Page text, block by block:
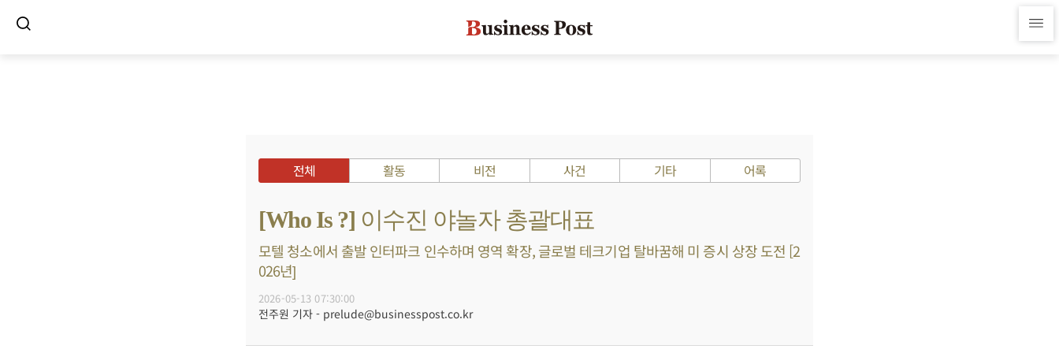
전체 활동 비전 사건 기타 어록
[Who Is ?] 이수진 야놀자 총괄대표
모텔 청소에서 출발 인터파크 인수하며 영역 확장, 글로벌 테크기업 탈바꿈해 미 증시 상장 도전 [2
026년]
2026-05-13 07:30:00
전주원 기자 - prelude@businesspost.co.kr